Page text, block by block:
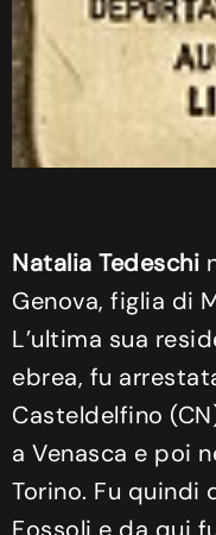
Natalia Tedeschi
Genova, figlia di
L’ultima sua
ebrea, fu
Casteldelfino
a Venasca e poi
Torino. Fu